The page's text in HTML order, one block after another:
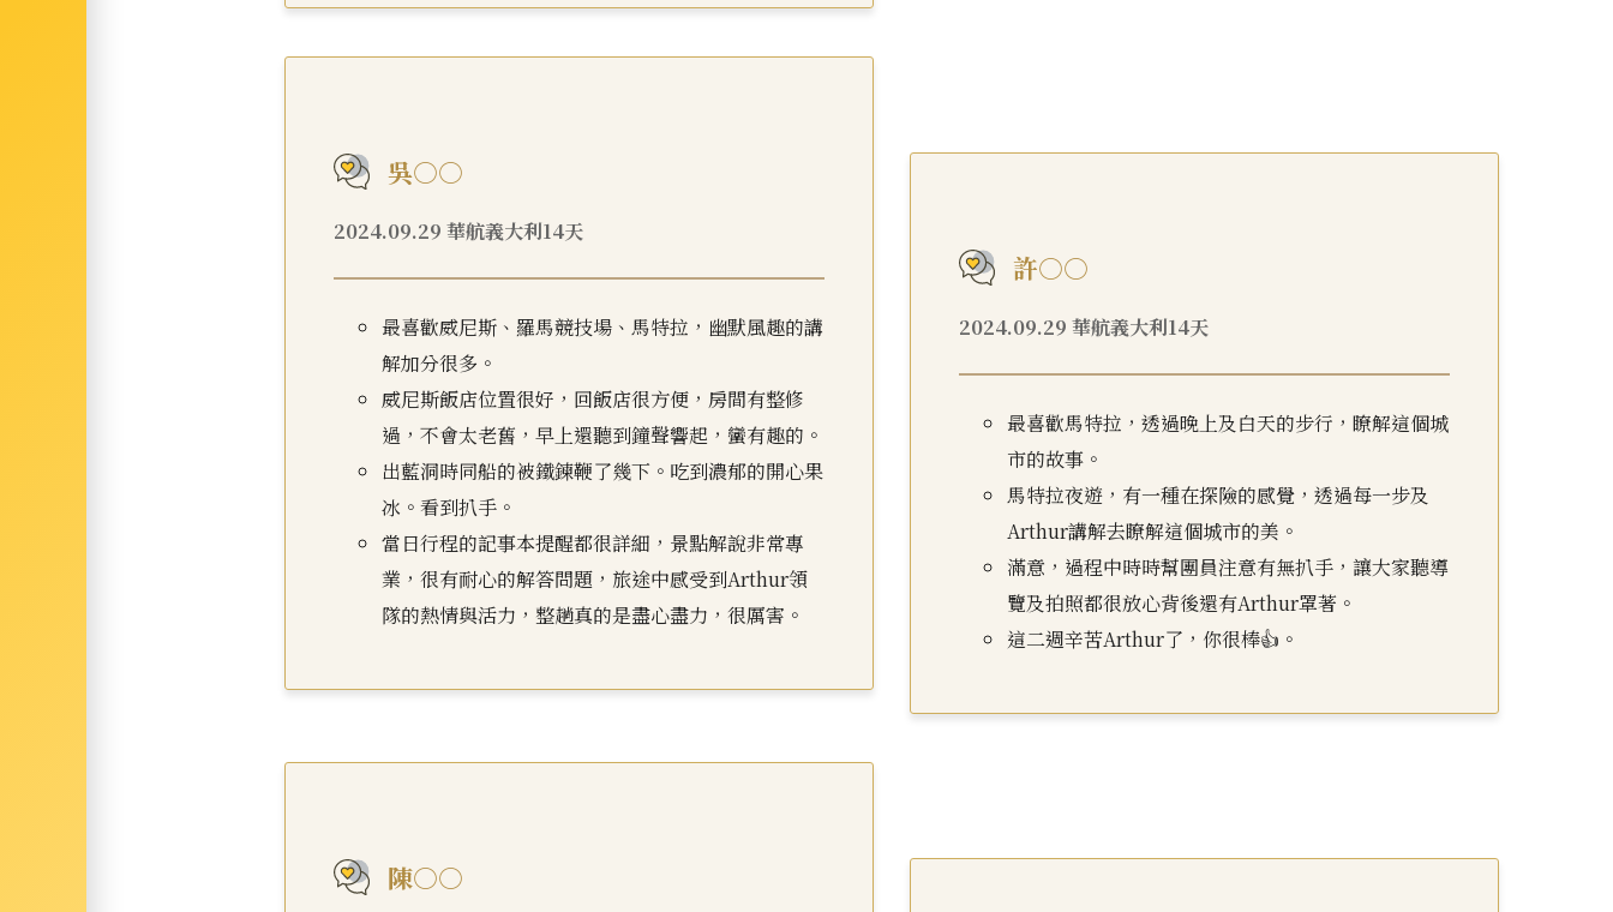
吳○○
2024.09.29 華航義大利14天
最喜歡威尼斯、羅馬競技場、馬特拉，幽默風趣的講
解加分很多。
威尼斯飯店位置很好，回飯店很方便，房間有整修
過，不會太老舊，早上還聽到鐘聲響起，蠻有趣的。
出藍洞時同船的被鐵鍊鞭了幾下。吃到濃郁的開心果
冰。看到扒手。
當日行程的記事本提醒都很詳細，景點解說非常專
業，很有耐心的解答問題，旅途中感受到Arthur領
隊的熱情與活力，整趟真的是盡心盡力，很厲害。
許○○
2024.09.29 華航義大利14天
最喜歡馬特拉，透過晚上及白天的步行，瞭解這個城
市的故事。
馬特拉夜遊，有一種在探險的感覺，透過每一步及
Arthur講解去瞭解這個城市的美。
滿意，過程中時時幫團員注意有無扒手，讓大家聽導
覽及拍照都很放心背後還有Arthur罩著。
這二週辛苦Arthur了，你很棒👍。
陳○○